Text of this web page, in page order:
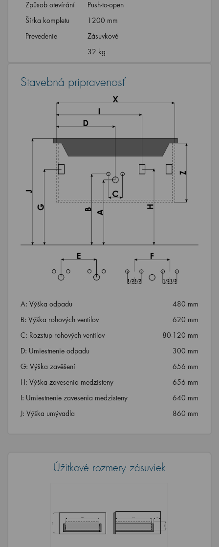
Způsob otevírání
Push-to-open
Šírka kompletu
1200 mm
Prevedenie
Zásuvkové
32 kg
Stavebná pripravenosť
A: Výška odpadu
480 mm
B: Výška rohových ventilov
620 mm
C: Rozstup rohových ventilov
80-120 mm
D: Umiestnenie odpadu
300 mm
G: Výška zavěšení
656 mm
H: Výška zavesenia medzisteny
656 mm
I: Umiestnenie zavesenia medzisteny
640 mm
J: Výška umývadla
860 mm
Úžitkové rozmery zásuviek